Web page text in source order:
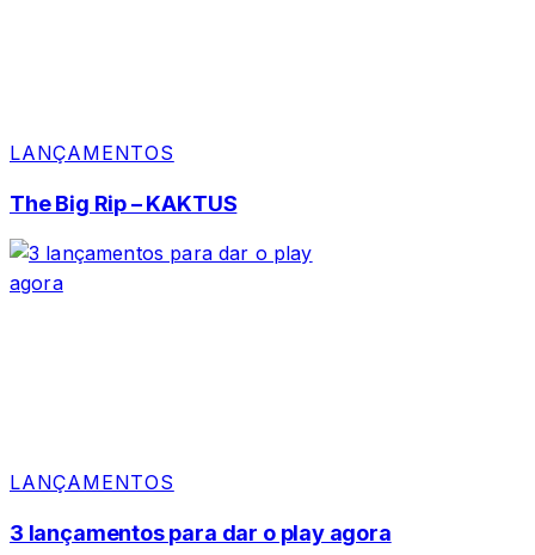
LANÇAMENTOS
The Big Rip – KAKTUS
LANÇAMENTOS
3 lançamentos para dar o play agora